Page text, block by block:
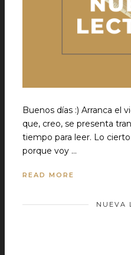
Buenos días :) Arranca el
que, creo, se presenta
tiempo para leer. Lo
porque voy …
READ MORE
NUEVA